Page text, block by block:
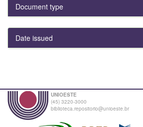
Document type
Date issued
UNIOESTE
(45) 3220-3000
biblioteca.repositorio@unioeste.br